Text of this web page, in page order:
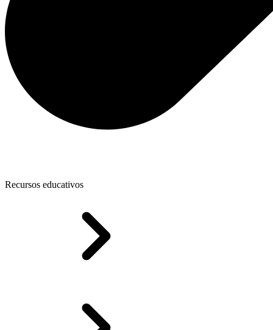
Recursos educativos